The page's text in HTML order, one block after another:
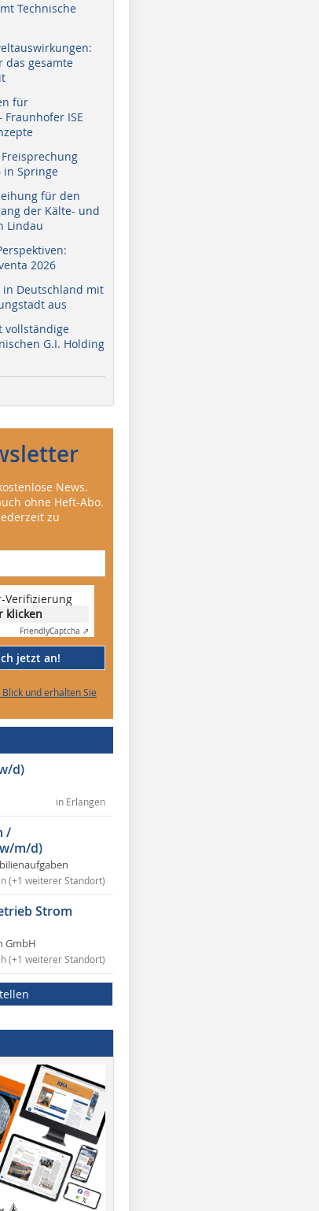
Technische
das gesamte
für
ISE
in Springe
für den
der Kälte- und
Lindau
2026
in Deutschland mit
aus
vollständige
G.I. Holding
News.
ohne Heft-Abo.
zu
Verifizierung
klicken
FriendlyCaptcha ⇗
jetzt an!
und erhalten Sie
d)
in Erlangen
/
m/d)
(+1 weiterer Standort)
Strom
GmbH
(+1 weiterer Standort)